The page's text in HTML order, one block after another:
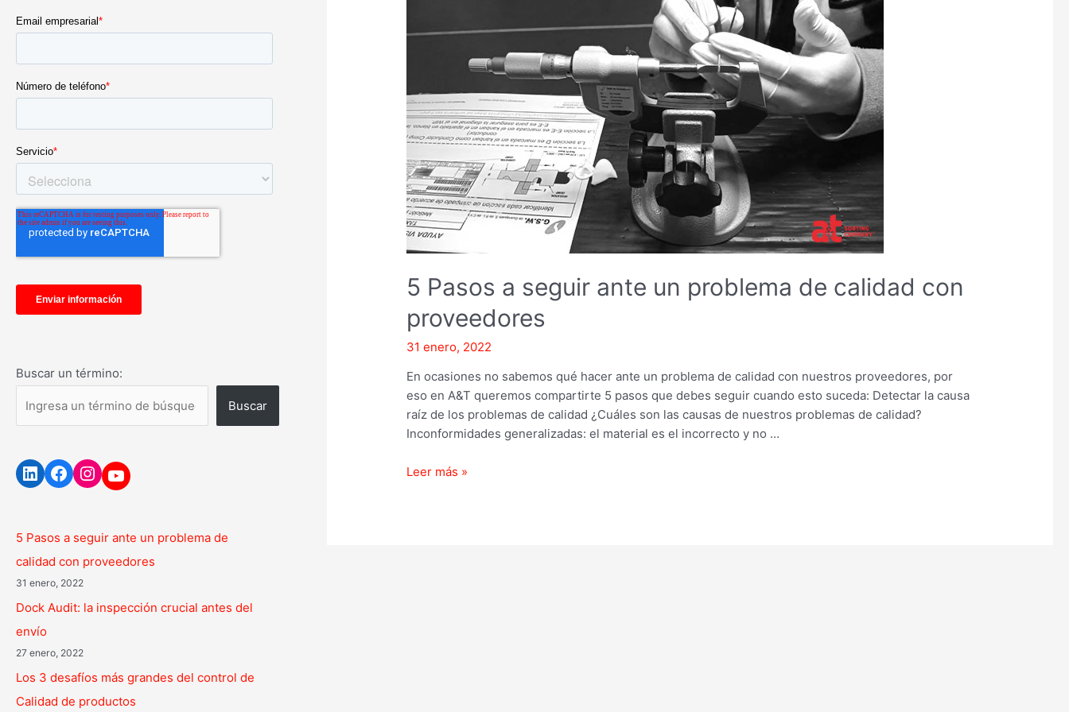
Buscar un término:
Buscar
5 Pasos a seguir ante un problema de
calidad con proveedores
31 enero, 2022
Dock Audit: la inspección crucial antes del
envío
27 enero, 2022
Los 3 desafíos más grandes del control de
Calidad de productos
5 Pasos a seguir ante un problema de calidad con
proveedores
31 enero, 2022
En ocasiones no sabemos qué hacer ante un problema de calidad con nuestros proveedores, por
eso en A&T queremos compartirte 5 pasos que debes seguir cuando esto suceda: Detectar la causa
raíz de los problemas de calidad ¿Cuáles son las causas de nuestros problemas de calidad?
Inconformidades generalizadas: el material es el incorrecto y no …
un
calidad
con
proveedores
Leer más »